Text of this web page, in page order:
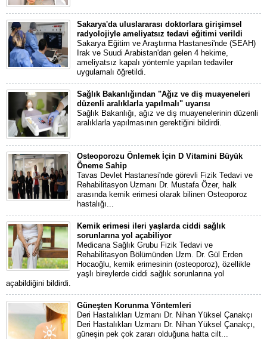
Sakarya'da uluslararası doktorlara girişimsel
radyolojiyle ameliyatsız tedavi eğitimi verildi
Sakarya Eğitim ve Araştırma Hastanesi'nde (SEAH)
Irak ve Suudi Arabistan'dan gelen 4 hekime,
ameliyatsız kapalı yöntemle yapılan tedaviler
uygulamalı öğretildi.
Sağlık Bakanlığından "Ağız ve diş muayeneleri
düzenli aralıklarla yapılmalı" uyarısı
Sağlık Bakanlığı, ağız ve diş muayenelerinin düzenli
aralıklarla yapılmasının gerektiğini bildirdi.
Osteoporozu Önlemek İçin D Vitamini Büyük
Öneme Sahip
Tavas Devlet Hastanesi'nde görevli Fizik Tedavi ve
Rehabilitasyon Uzmanı Dr. Mustafa Özer, halk
arasında kemik erimesi olarak bilinen Osteoporoz
hastalığı...
Kemik erimesi ileri yaşlarda ciddi sağlık
sorunlarına yol açabiliyor
Medicana Sağlık Grubu Fizik Tedavi ve
Rehabilitasyon Bölümünden Uzm. Dr. Gül Erden
Hocaoğlu, kemik erimesinin (osteoporoz), özellikle
yaşlı bireylerde ciddi sağlık sorunlarına yol
açabildiğini bildirdi.
Güneşten Korunma Yöntemleri
Deri Hastalıkları Uzmanı Dr. Nihan Yüksel Çanakçı
Deri Hastalıkları Uzmanı Dr. Nihan Yüksel Çanakçı,
güneşin pek çok zararı olduğuna hatta cilt...